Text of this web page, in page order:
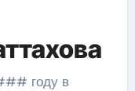
году в